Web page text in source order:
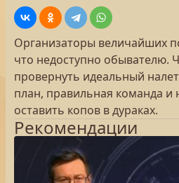
Организаторы величайших
что недоступно обывателю.
провернуть идеальный
план, правильная команда и
оставить копов в дураках.
Рекомендации